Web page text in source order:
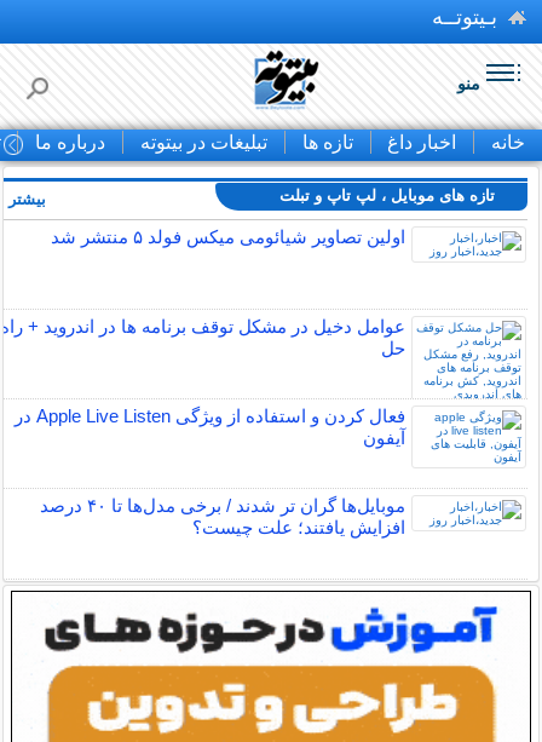
بـیتوتــه
منو
خانه اخبار داغ تازه ها تبلیغات در بیتوته درباره ما
تازه های موبایل ، لپ تاپ و تبلت
اولین تصاویر شیائومی میکس فولد ۵ منتشر شد
عوامل دخیل در مشکل توقف برنامه ها در اندروید + راه
حل
فعال کردن و استفاده از ویژگی Apple Live Listen در
آیفون
موبایل‌ها گران تر شدند / برخی مدل‌ها تا ۴۰ درصد
افزایش یافتند؛ علت چیست؟
بیشتر